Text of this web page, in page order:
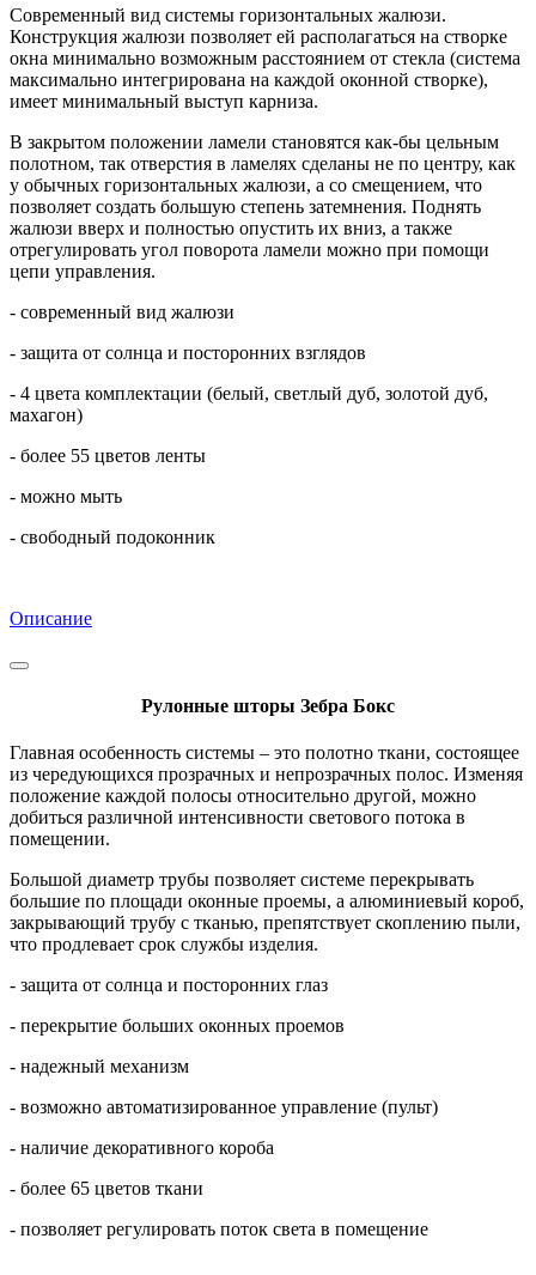
Современный вид системы горизонтальных жалюзи.
Конструкция жалюзи позволяет ей располагаться на створке
окна минимально возможным расстоянием от стекла (система
максимально интегрирована на каждой оконной створке),
имеет минимальный выступ карниза.
В закрытом положении ламели становятся как-бы цельным
полотном, так отверстия в ламелях сделаны не по центру, как
у обычных горизонтальных жалюзи, а со смещением, что
позволяет создать большую степень затемнения. Поднять
жалюзи вверх и полностью опустить их вниз, а также
отрегулировать угол поворота ламели можно при помощи
цепи управления.
- современный вид жалюзи
- защита от солнца и посторонних взглядов
- 4 цвета комплектации (белый, светлый дуб, золотой дуб,
махагон)
- более 55 цветов ленты
- можно мыть
- свободный подоконник
Описание
Рулонные шторы Зебра Бокс
Главная особенность системы – это полотно ткани, состоящее
из чередующихся прозрачных и непрозрачных полос. Изменяя
положение каждой полосы относительно другой, можно
добиться различной интенсивности светового потока в
помещении.
Большой диаметр трубы позволяет системе перекрывать
большие по площади оконные проемы, а алюминиевый короб,
закрывающий трубу с тканью, препятствует скоплению пыли,
что продлевает срок службы изделия.
- защита от солнца и посторонних глаз
- перекрытие больших оконных проемов
- надежный механизм
- возможно автоматизированное управление (пульт)
- наличие декоративного короба
- более 65 цветов ткани
- позволяет регулировать поток света в помещение